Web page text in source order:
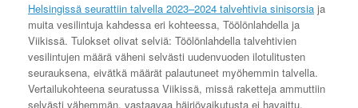
Helsingissä seurattiin talvella 2023–2024 talvehtivia sinisorsia ja
muita vesilintuja kahdessa eri kohteessa, Töölönlahdella ja
Viikissä. Tulokset olivat selviä: Töölönlahdella talvehtivien
vesilintujen määrä väheni selvästi uudenvuoden ilotulitusten
seurauksena, eivätkä määrät palautuneet myöhemmin talvella.
Vertailukohteena seuratussa Viikissä, missä raketteja ammuttiin
selvästi vähemmän, vastaavaa häiriövaikutusta ei havaittu.